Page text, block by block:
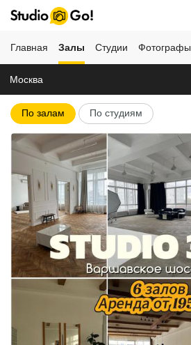
Главная Залы Студии Фотографы
Москва
По залам По студиям